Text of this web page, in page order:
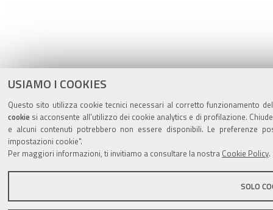
USIAMO I COOKIES
Questo sito utilizza cookie tecnici necessari al corretto funzionamento
cookie si acconsente all’utilizzo dei cookie analytics e di profilazione.
e alcuni contenuti potrebbero non essere disponibili. Le preferenze
impostazioni cookie".
Per maggiori informazioni, ti invitiamo a consultare la nostra Cookie Policy.
SOLO